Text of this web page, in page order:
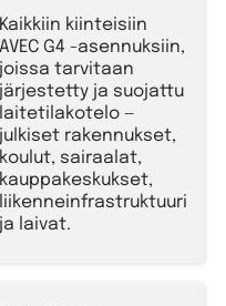
Kaikkiin kiinteisiin
AVEC G4 -asennuksiin,
joissa tarvitaan
järjestetty ja suojattu
laitetilakotelo —
julkiset rakennukset,
koulut, sairaalat,
kauppakeskukset,
liikenneinfrastruktuuri
ja laivat.